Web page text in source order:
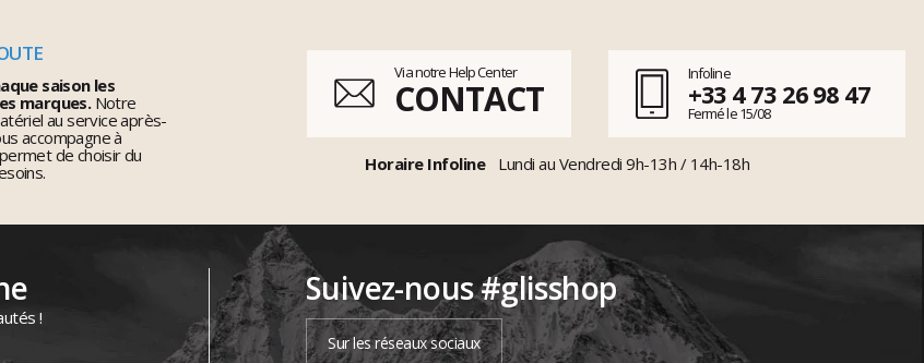
saison les
marques.Notre
au service après-
accompagne à
de choisir du
Via notre Help Center
CONTACT
Infoline
+33 4 73 26 98 47
Fermé le 15/08
Horaire Infoline Lundi au Vendredi 9h-13h / 14h-18h
!
Suivez-nous #glisshop
Sur les réseaux sociaux